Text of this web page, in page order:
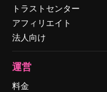
トラストセンター
アフィリエイト
法人向け
運営
料金